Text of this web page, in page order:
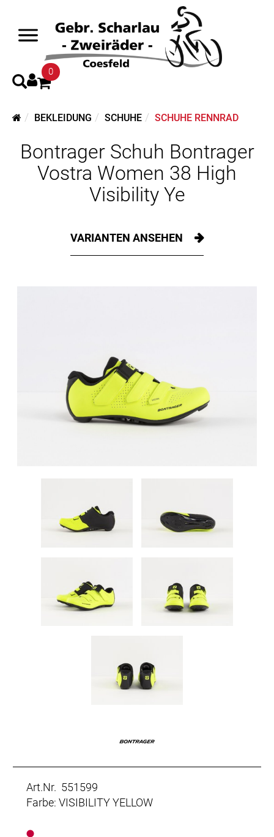
0
BEKLEIDUNG SCHUHE SCHUHE RENNRAD
Bontrager Schuh Bontrager
Vostra Women 38 High
Visibility Ye
VARIANTEN ANSEHEN
Art.Nr. 551599
Farbe: VISIBILITY YELLOW